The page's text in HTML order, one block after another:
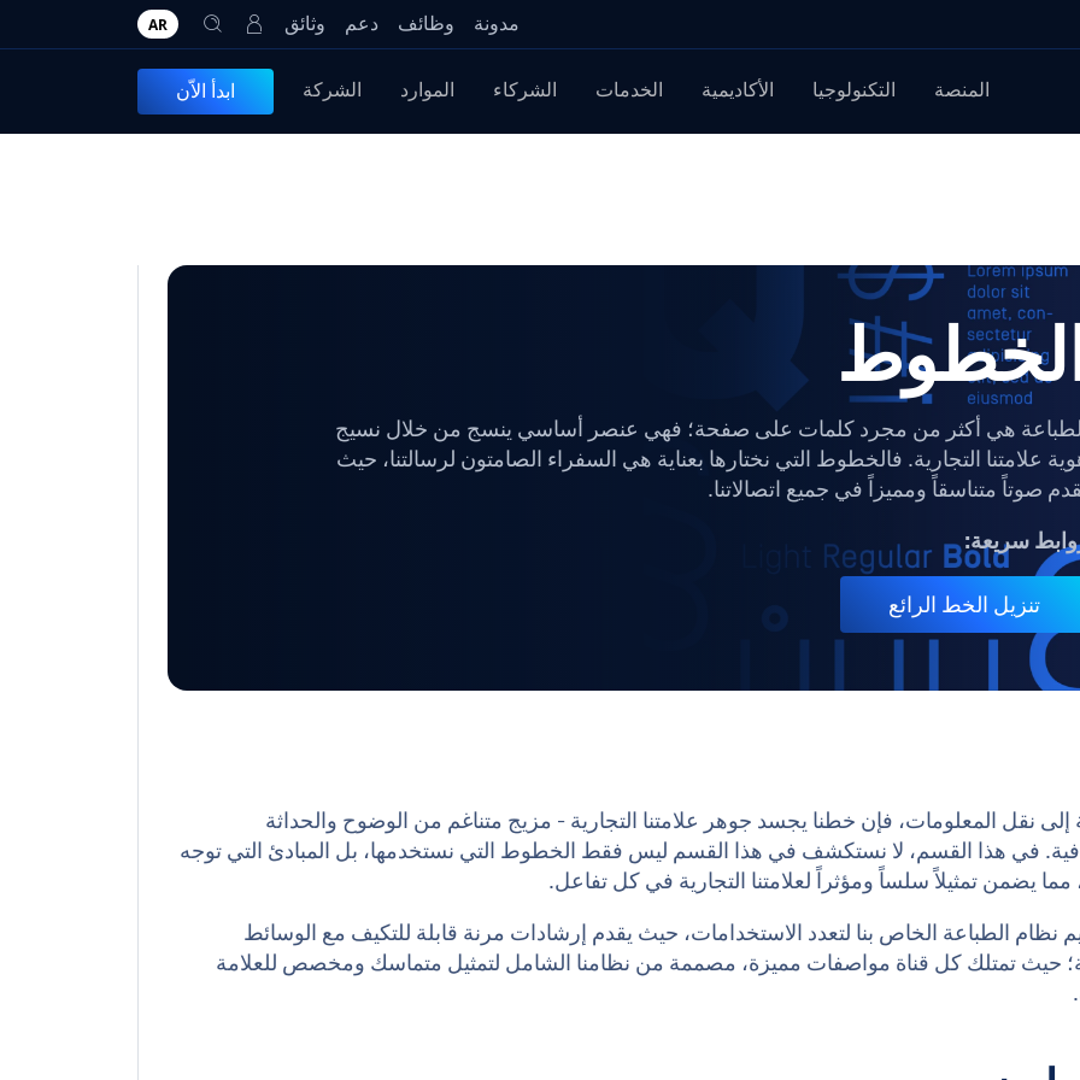
مدونة وظائف دعم وثائق AR
المنصة التكنولوجيا الأكاديمية الخدمات الشركاء الموارد الشركة ابدأ الاّن
الطباعة هي أكثر من مجرد كلمات على صفحة؛ فهي عنصر أساسي ينسج من خلال نسيج
علامتنا التجارية. فالخطوط التي نختارها بعناية هي السفراء الصامتون لرسالتنا، حيث
صوتاً متناسقاً ومميزاً في جميع اتصالاتنا.
سريعة:
تنزيل الخط الرائع
إلى نقل المعلومات، فإن خطنا يجسد جوهر علامتنا التجارية - مزيج متناغم من الوضوح والحداثة
في هذا القسم، لا نستكشف في هذا القسم ليس فقط الخطوط التي نستخدمها، بل المبادئ التي توجه
مما يضمن تمثيلاً سلساً ومؤثراً لعلامتنا التجارية في كل تفاعل.
نظام الطباعة الخاص بنا لتعدد الاستخدامات، حيث يقدم إرشادات مرنة قابلة للتكيف مع الوسائط
حيث تمتلك كل قناة مواصفات مميزة، مصممة من نظامنا الشامل لتمثيل متماسك ومخصص للعلامة